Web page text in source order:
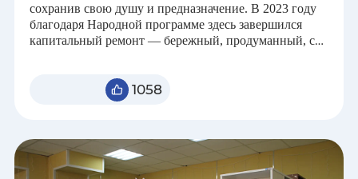
Пензенская область
Приморский край
Псковская область
сохранив свою душу и предназначение. В 2023 году
благодаря Народной программе здесь завершился
капитальный ремонт — бережный, продуманный, с
Этот проект стал по-настоящему уникальным: в
одном пространстве соединились сразу три
атмосферу прошлого — восстановленные колонны,
отреставрированная лестница, сохраненный
памятник Владимиру Ленину и элементы декора
1058